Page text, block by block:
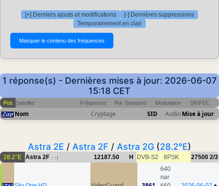
[+] Derniers ajouts et modifications
[-] Dernières suppressions
Temporairement en clair
1 réponse(s) - Dernières mises à jour: 2026-06-07
15:18 CET
Pos Satellite Fréquence Pol Standard Modulation SR/FEC
Nom Cryptage SID AudioMise à jour
Astra 2E / Astra 2F / Astra 2G (28.2°E)
28.2°E Astra 2F 1 12187.50 H DVB-S2 8PSK 27500 2/3
640
nar